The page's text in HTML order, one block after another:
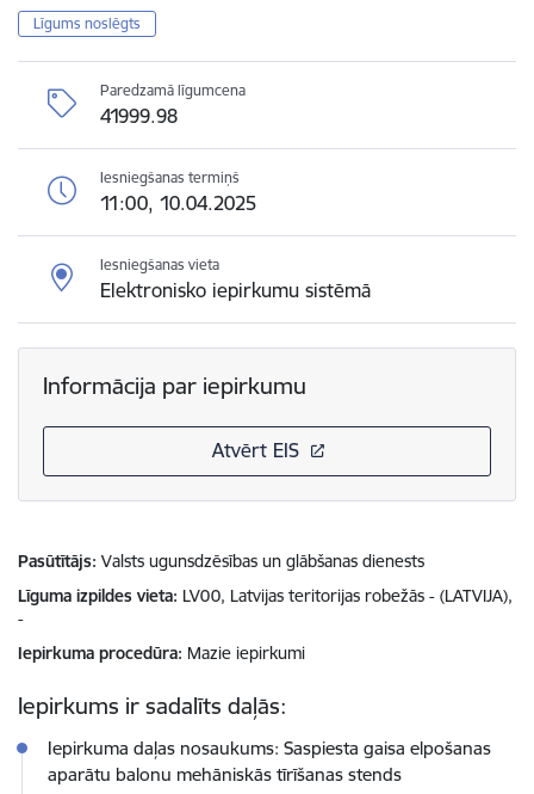
Līgums noslēgts
Paredzamā līgumcena
41999.98
Iesniegšanas termiņš
11:00, 10.04.2025
Iesniegšanas vieta
Elektronisko iepirkumu sistēmā
Informācija par iepirkumu
Atvērt EIS
Pasūtītājs Valsts ugunsdzēsības un glābšanas dienests
Līguma izpildes vieta LV00, Latvijas teritorijas robežās - (LATVIJA),
-
Iepirkuma procedūra Mazie iepirkumi
Iepirkums ir sadalīts daļās:
Iepirkuma daļas nosaukums: Saspiesta gaisa elpošanas
aparātu balonu mehāniskās tīrīšanas stends